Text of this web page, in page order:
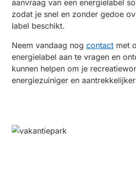
aanvraag van een energielabel
zodat je snel en zonder gedoe
label beschikt.
Neem vandaag nog contact met
energielabel aan te vragen en
kunnen helpen om je
energiezuiniger en